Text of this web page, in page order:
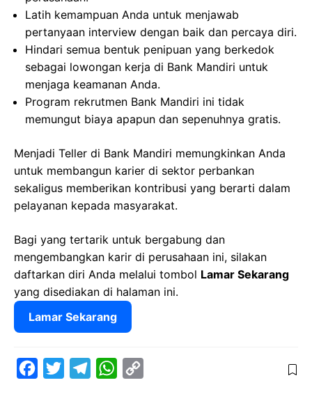
Latih kemampuan Anda untuk menjawab
pertanyaan interview dengan baik dan percaya diri.
Hindari semua bentuk penipuan yang berkedok
sebagai lowongan kerja di Bank Mandiri untuk
menjaga keamanan Anda.
Program rekrutmen Bank Mandiri ini tidak
memungut biaya apapun dan sepenuhnya gratis.
Menjadi Teller di Bank Mandiri memungkinkan Anda
untuk membangun karier di sektor perbankan
sekaligus memberikan kontribusi yang berarti dalam
pelayanan kepada masyarakat.
Bagi yang tertarik untuk bergabung dan
mengembangkan karir di perusahaan ini, silakan
daftarkan diri Anda melalui tombol Lamar Sekarang
yang disediakan di halaman ini.
Lamar Sekarang
W